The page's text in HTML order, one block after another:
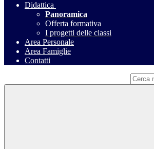
Didattica
Panoramica
Offerta formativa
I progetti delle classi
Area Personale
Area Famiglie
Contatti